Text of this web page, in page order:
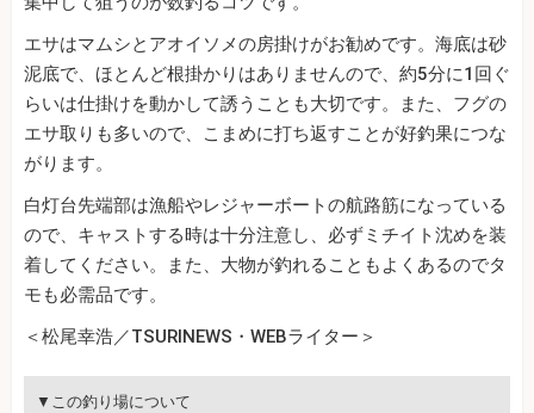
エサはマムシとアオイソメの房掛けがお勧めです。海底は砂
泥底で、ほとんど根掛かりはありませんので、約5分に1回ぐ
らいは仕掛けを動かして誘うことも大切です。また、フグの
エサ取りも多いので、こまめに打ち返すことが好釣果につな
がります。
白灯台先端部は漁船やレジャーボートの航路筋になっている
ので、キャストする時は十分注意し、必ずミチイト沈めを装
着してください。また、大物が釣れることもよくあるのでタ
モも必需品です。
＜松尾幸浩／TSURINEWS・WEBライター＞
▼この釣り場について